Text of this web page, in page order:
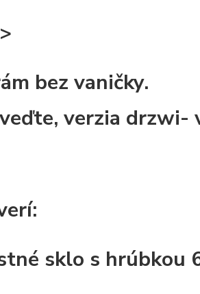
bez vaničky.
verzia drzwi-
sklo s hrúbkou